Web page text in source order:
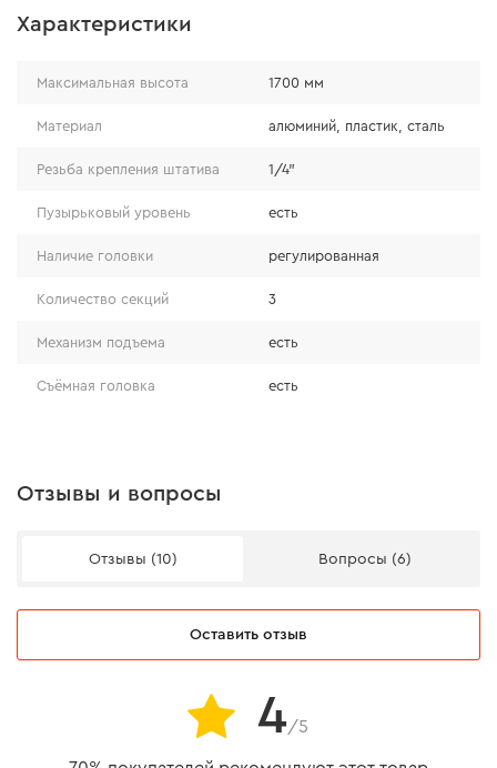
Характеристики
Максимальная высота 1700 мм
Материал алюминий, пластик, сталь
Резьба крепления штатива 1/4"
Пузырьковый уровень есть
Наличие головки регулированная
Количество секций 3
Механизм подъема есть
Съёмная головка есть
Отзывы и вопросы
Отзывы (10) Вопросы (6)
Оставить отзыв
4/5